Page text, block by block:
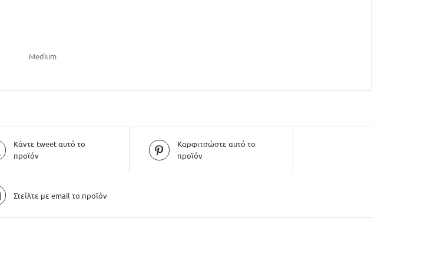
Medium
Κάντε tweet αυτό το
προϊόν
Καρφιτσώστε αυτό το
προϊόν
Στείλτε με email το προϊόν